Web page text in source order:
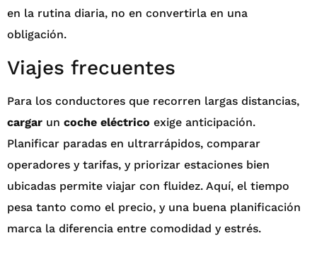
en la rutina diaria, no en convertirla en una
obligación.
Viajes frecuentes
Para los conductores que recorren largas distancias,
cargar un coche eléctrico exige anticipación.
Planificar paradas en ultrarrápidos, comparar
operadores y tarifas, y priorizar estaciones bien
ubicadas permite viajar con fluidez. Aquí, el tiempo
pesa tanto como el precio, y una buena planificación
marca la diferencia entre comodidad y estrés.